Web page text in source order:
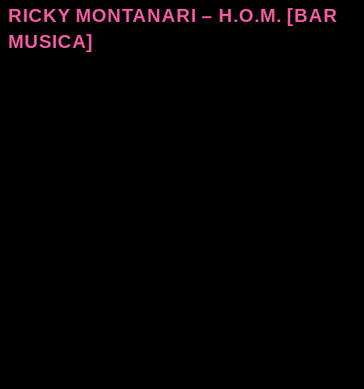
RICKY MONTANARI – H.O.M. [BAR
MUSICA]